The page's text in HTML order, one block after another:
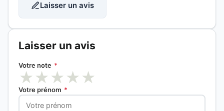
Laisser un avis
Laisser un avis
Votre note *
★★★★★
Votre prénom *